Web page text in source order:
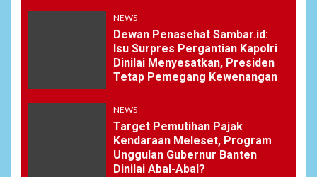
NEWS
Dewan Penasehat Sambar.id:
Isu Surpres Pergantian Kapolri
Dinilai Menyesatkan, Presiden
Tetap Pemegang Kewenangan
NEWS
Target Pemutihan Pajak
Kendaraan Meleset, Program
Unggulan Gubernur Banten
Dinilai Abal-Abal?